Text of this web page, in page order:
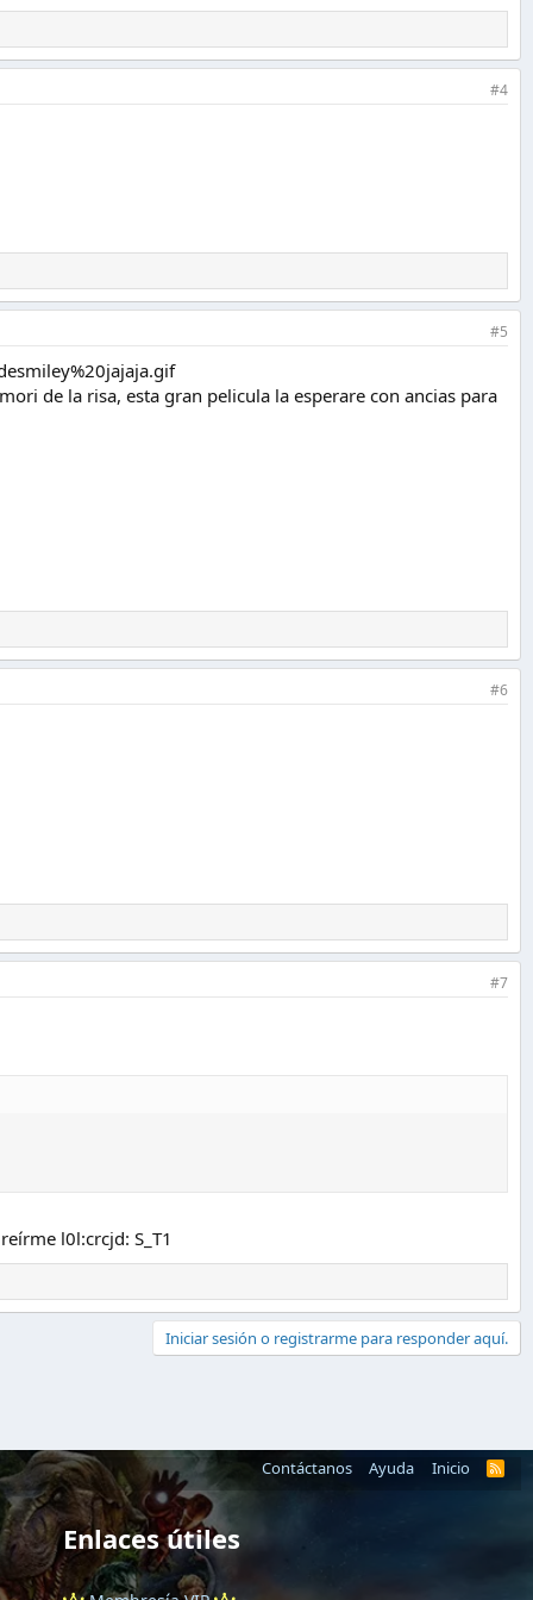
#4
#5
de la risa, esta gran pelicula la esperare con ancias para
#6
#7
l0l:crcjd: S_T1
Iniciar sesión o registrarme para responder aquí.
Contáctanos Ayuda Inicio
R
Enlaces útiles